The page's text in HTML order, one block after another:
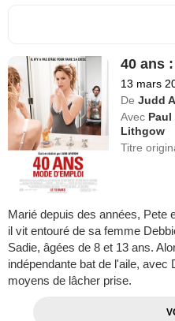
40 ans
13 mars
De Judd
Avec Paul
Lithgow
Titre
Marié depuis des années, Pete
il vit entouré de sa femme
Sadie, âgées de 8 et 13 ans.
indépendante bat de l'aile, avec
moyens de lâcher prise.